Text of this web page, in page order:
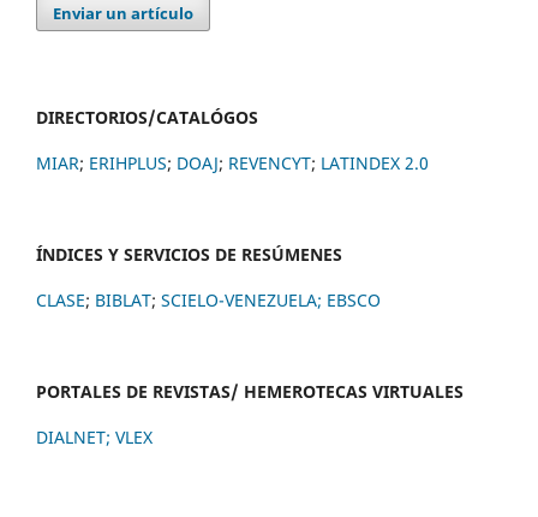
Enviar un artículo
DIRECTORIOS/CATALÓGOS
MIAR; ERIHPLUS; DOAJ; REVENCYT; LATINDEX 2.0
ÍNDICES Y SERVICIOS DE RESÚMENES
CLASE; BIBLAT; SCIELO-VENEZUELA; EBSCO
PORTALES DE REVISTAS/ HEMEROTECAS VIRTUALES
DIALNET; VLEX